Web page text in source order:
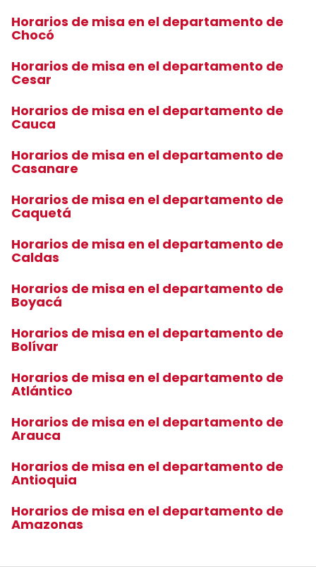
Horarios de misa en el departamento de
Chocó
Horarios de misa en el departamento de
Cesar
Horarios de misa en el departamento de
Cauca
Horarios de misa en el departamento de
Casanare
Horarios de misa en el departamento de
Caquetá
Horarios de misa en el departamento de
Caldas
Horarios de misa en el departamento de
Boyacá
Horarios de misa en el departamento de
Bolívar
Horarios de misa en el departamento de
Atlántico
Horarios de misa en el departamento de
Arauca
Horarios de misa en el departamento de
Antioquia
Horarios de misa en el departamento de
Amazonas